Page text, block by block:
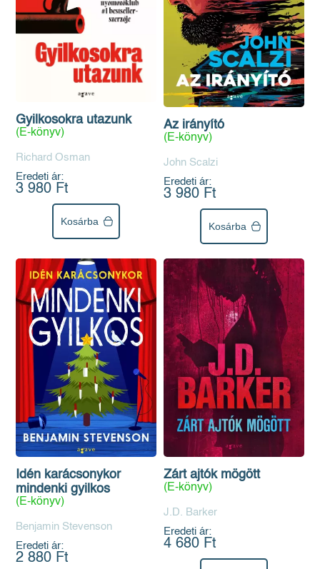
Gyilkosokra utazunk
(E-könyv)
Richard Osman
Eredeti ár:
3 980 Ft
Kosárba
Az irányító
(E-könyv)
John Scalzi
Eredeti ár:
3 980 Ft
Kosárba
Idén karácsonykor
mindenki gyilkos
(E-könyv)
Benjamin Stevenson
Eredeti ár:
2 880 Ft
Zárt ajtók mögött
(E-könyv)
J.D. Barker
Eredeti ár:
4 680 Ft